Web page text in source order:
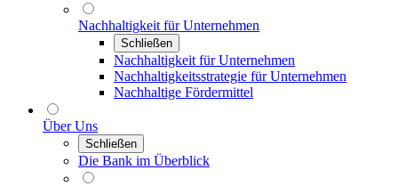
Nachhaltigkeit für Unternehmen
Schließen
Nachhaltigkeit für Unternehmen
Nachhaltigkeitsstrategie für Unternehmen
Nachhaltige Fördermittel
Über Uns
Schließen
Die Bank im Überblick